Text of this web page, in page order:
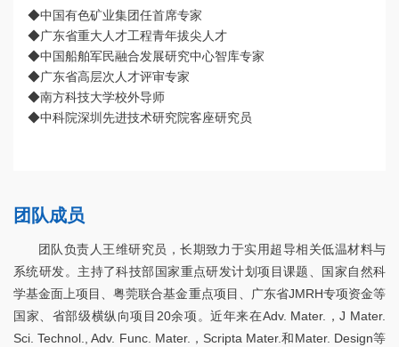
◆中国有色矿业集团任首席专家
◆广东省重大人才工程青年拔尖人才
◆中国船舶军民融合发展研究中心智库专家
◆广东省高层次人才评审专家
◆南方科技大学校外导师
◆中科院深圳先进技术研究院客座研究员
团队成员
团队负责人王维研究员，长期致力于实用超导相关低温材料与
系统研发。主持了科技部国家重点研发计划项目课题、国家自然科
学基金面上项目、粤莞联合基金重点项目、广东省JMRH专项资金等
国家、省部级横纵向项目20余项。近年来在Adv. Mater.，J Mater.
Sci. Technol., Adv. Func. Mater.，Scripta Mater.和Mater. Design等